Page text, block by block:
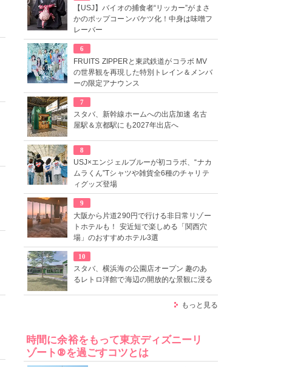
【USJ】バイオの捕食者“リッカー”がまさ
かのポップコーンバケツ化！中身は味噌フ
レーバー
6
FRUITS ZIPPERと東武鉄道がコラボ MV
の世界観を再現した特別トレイン＆メンバ
ーの限定アナウンス
7
スタバ、新幹線ホームへの出店加速 名古
屋駅＆京都駅にも2027年出店へ
8
USJ×エンジェルブルーが初コラボ、“ナカ
ムラくん”Tシャツや雑貨全6種のチャリテ
ィグッズ登場
9
大阪から片道290円で行ける非日常リゾー
トホテルも！ 安近短で楽しめる「関西穴
場」のおすすめホテル3選
10
スタバ、横浜海の公園店オープン 趣のあ
るレトロ洋館で海辺の開放的な景観に浸る
もっと見る
時間に余裕をもって東京ディズニーリ
ゾート®を過ごすコツとは